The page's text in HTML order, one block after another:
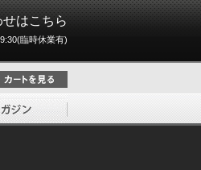
はこちら
臨時休業有)